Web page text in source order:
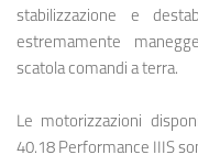
stabilizzazione e
estremamente
scatola comandi a terra.
Le motorizzazioni
40.18 Performance IIIS